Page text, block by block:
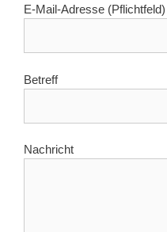
E-Mail-Adresse (Pflichtfeld)
Betreff
Nachricht